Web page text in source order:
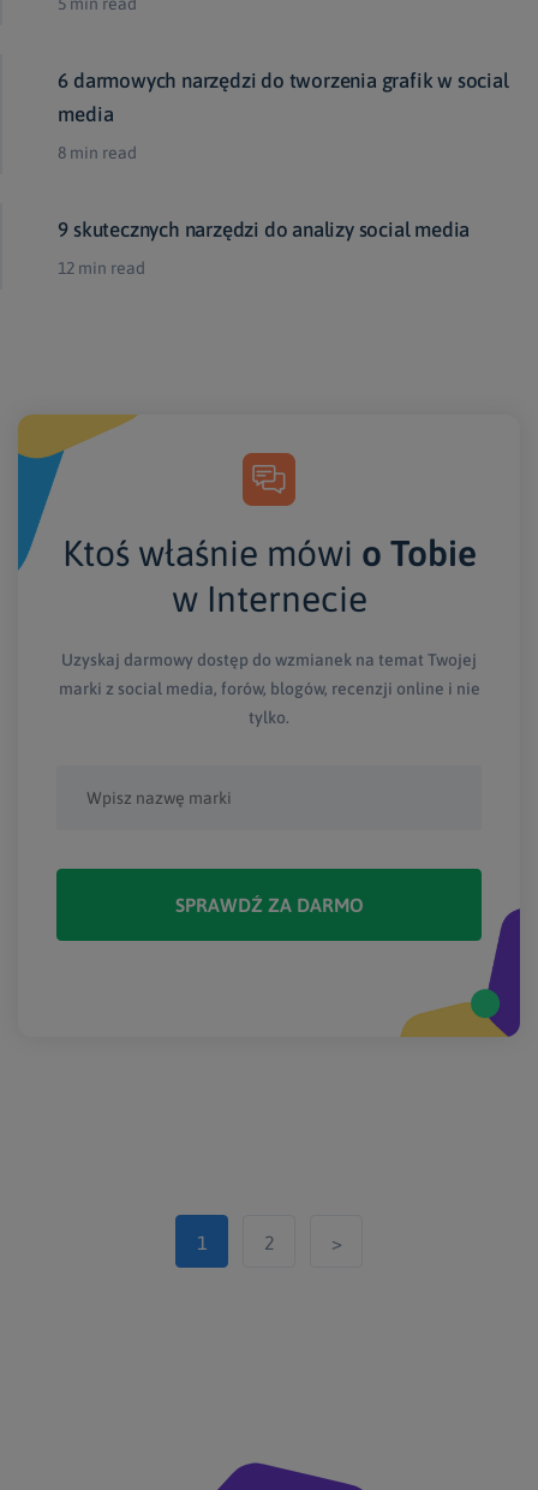
5 min read
6 darmowych narzędzi do tworzenia grafik w social
media
8 min read
9 skutecznych narzędzi do analizy social media
12 min read
Ktoś właśnie mówi o Tobie
w Internecie
Uzyskaj darmowy dostęp do wzmianek na temat Twojej
marki z social media, forów, blogów, recenzji online i nie
tylko.
SPRAWDŹ ZA DARMO
1 2 >